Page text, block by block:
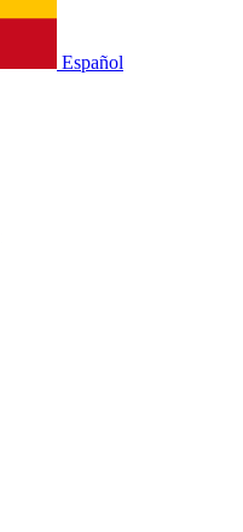
Español